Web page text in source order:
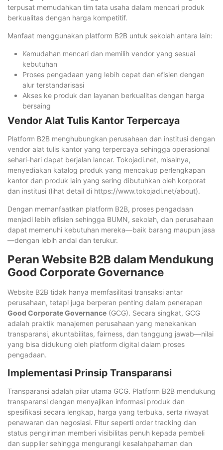
terpusat memudahkan tim tata usaha dalam mencari produk
berkualitas dengan harga kompetitif.
Manfaat menggunakan platform B2B untuk sekolah antara lain:
Kemudahan mencari dan memilih vendor yang sesuai
kebutuhan
Proses pengadaan yang lebih cepat dan efisien dengan
alur terstandarisasi
Akses ke produk dan layanan berkualitas dengan harga
bersaing
Vendor Alat Tulis Kantor Terpercaya
Platform B2B menghubungkan perusahaan dan institusi dengan
vendor alat tulis kantor yang terpercaya sehingga operasional
sehari-hari dapat berjalan lancar. Tokojadi.net, misalnya,
menyediakan katalog produk yang mencakup perlengkapan
kantor dan produk lain yang sering dibutuhkan oleh korporat
dan institusi (lihat detail di https://www.tokojadi.net/about).
Dengan memanfaatkan platform B2B, proses pengadaan
menjadi lebih efisien sehingga BUMN, sekolah, dan perusahaan
dapat memenuhi kebutuhan mereka—baik barang maupun jasa
—dengan lebih andal dan terukur.
Peran Website B2B dalam Mendukung
Good Corporate Governance
Website B2B tidak hanya memfasilitasi transaksi antar
perusahaan, tetapi juga berperan penting dalam penerapan
Good Corporate Governance (GCG). Secara singkat, GCG
adalah praktik manajemen perusahaan yang menekankan
transparansi, akuntabilitas, fairness, dan tanggung jawab—nilai
yang bisa didukung oleh platform digital dalam proses
pengadaan.
Implementasi Prinsip Transparansi
Transparansi adalah pilar utama GCG. Platform B2B mendukung
transparansi dengan menyajikan informasi produk dan
spesifikasi secara lengkap, harga yang terbuka, serta riwayat
penawaran dan negosiasi. Fitur seperti order tracking dan
status pengiriman memberi visibilitas penuh kepada pembeli
dan supplier sehingga mengurangi kesalahpahaman dan